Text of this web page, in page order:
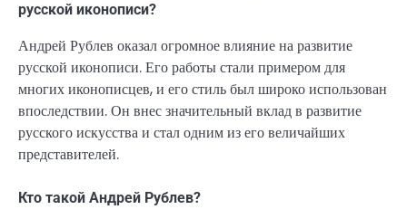
русской иконописи?
Андрей Рублев оказал огромное влияние на развитие
русской иконописи. Его работы стали примером для
многих иконописцев, и его стиль был широко использован
впоследствии. Он внес значительный вклад в развитие
русского искусства и стал одним из его величайших
представителей.
Кто такой Андрей Рублев?